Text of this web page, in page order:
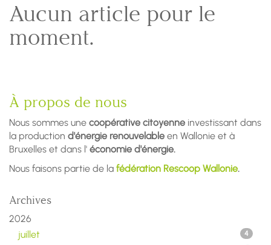
Aucun article pour le
moment.
À propos de nous
Nous sommes une coopérative citoyenne investissant dans
la production d'énergie renouvelable en Wallonie et à
Bruxelles et dans l' économie d'énergie.
Nous faisons partie de la fédération Rescoop Wallonie.
Archives
2026
juillet
4